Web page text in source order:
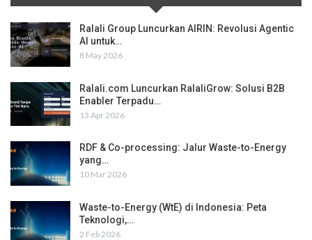
Ralali Group Luncurkan AIRIN: Revolusi Agentic
AI untuk…
8 May 2026
Ralali.com Luncurkan RalaliGrow: Solusi B2B
Enabler Terpadu…
13 Apr 2026
RDF & Co-processing: Jalur Waste-to-Energy
yang…
10 Mar 2026
Waste-to-Energy (WtE) di Indonesia: Peta
Teknologi,…
2 Feb 2026